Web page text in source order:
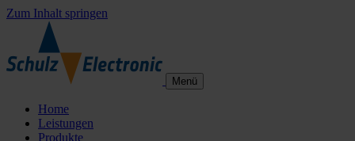
Zum Inhalt springen
Menü
Home
Leistungen
Produkte